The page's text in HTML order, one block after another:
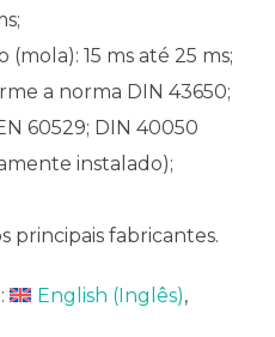
15 ms até 25 ms;
a norma DIN 43650;
60529; DIN 40050
instalado);
principais fabricantes.
English (Inglês)